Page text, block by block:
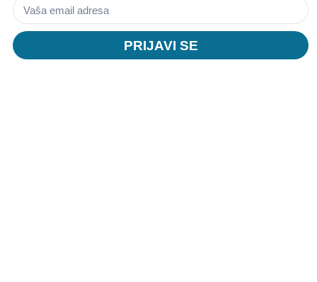
PRIJAVI SE